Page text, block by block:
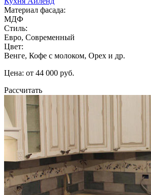
Материал фасада:
МДФ
Стиль:
Евро, Современный
Цвет:
Венге, Кофе с молоком, Орех и др.
Цена: от 44 000 руб.
Рассчитать